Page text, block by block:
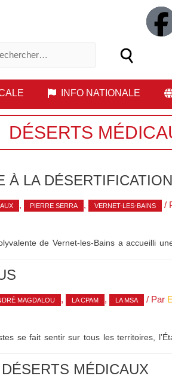
INFO NATIONALE
DÉSERTS
À LA
, PIERRE SERRA , VERNET-LES-BAINS /
de Vernet-les-Bains a accueilli
MAGDALOU , LA CPAM , LA MSA / Par
se fait sentir sur tous les territoires,
MÉDICAUX